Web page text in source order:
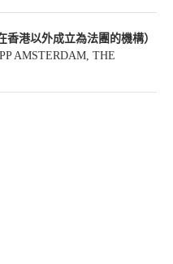
港以外成立為法團的機構）
AMSTERDAM, THE